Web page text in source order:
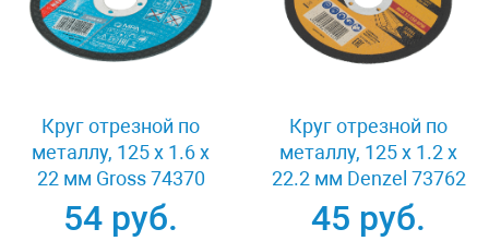
Круг отрезной по
металлу, 125 х 1.6 х
22 мм Gross 74370
54 руб.
Круг отрезной по
металлу, 125 х 1.2 х
22.2 мм Denzel 73762
45 руб.